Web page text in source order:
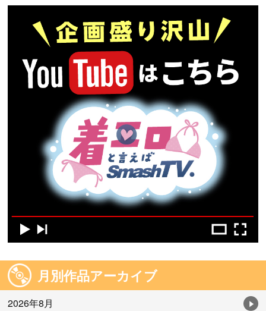
月別作品アーカイブ
2026年8月